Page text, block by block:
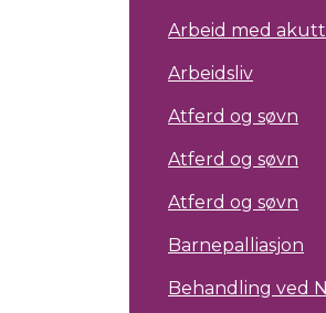
Arbeid med
Arbeidsliv
Atferd og søvn
Atferd og søvn
Atferd og søvn
Barnepalliasjon
Behandling ved